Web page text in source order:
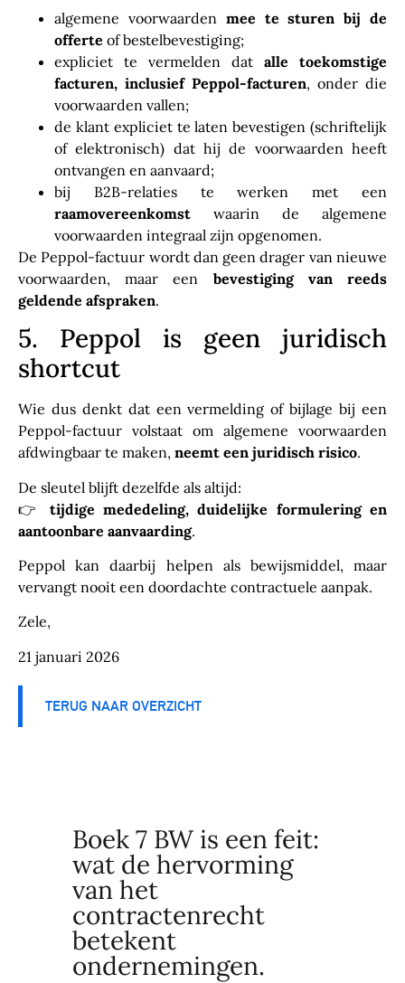
algemene voorwaarden mee te sturen bij de
offerte of bestelbevestiging;
expliciet te vermelden dat alle toekomstige
facturen, inclusief Peppol-facturen, onder die
voorwaarden vallen;
de klant expliciet te laten bevestigen (schriftelijk
of elektronisch) dat hij de voorwaarden heeft
ontvangen en aanvaard;
bij B2B-relaties te werken met een
raamovereenkomst waarin de algemene
voorwaarden integraal zijn opgenomen.
De Peppol-factuur wordt dan geen drager van nieuwe
voorwaarden, maar een bevestiging van reeds
geldende afspraken.
5. Peppol is geen juridisch
shortcut
Wie dus denkt dat een vermelding of bijlage bij een
Peppol-factuur volstaat om algemene voorwaarden
afdwingbaar te maken, neemt een juridisch risico.
De sleutel blijft dezelfde als altijd:
👉 tijdige mededeling, duidelijke formulering en
aantoonbare aanvaarding.
Peppol kan daarbij helpen als bewijsmiddel, maar
vervangt nooit een doordachte contractuele aanpak.
Zele,
21 januari 2026
TERUG NAAR OVERZICHT
Boek 7 BW is een feit:
wat de hervorming
van het
contractenrecht
betekent
ondernemingen.